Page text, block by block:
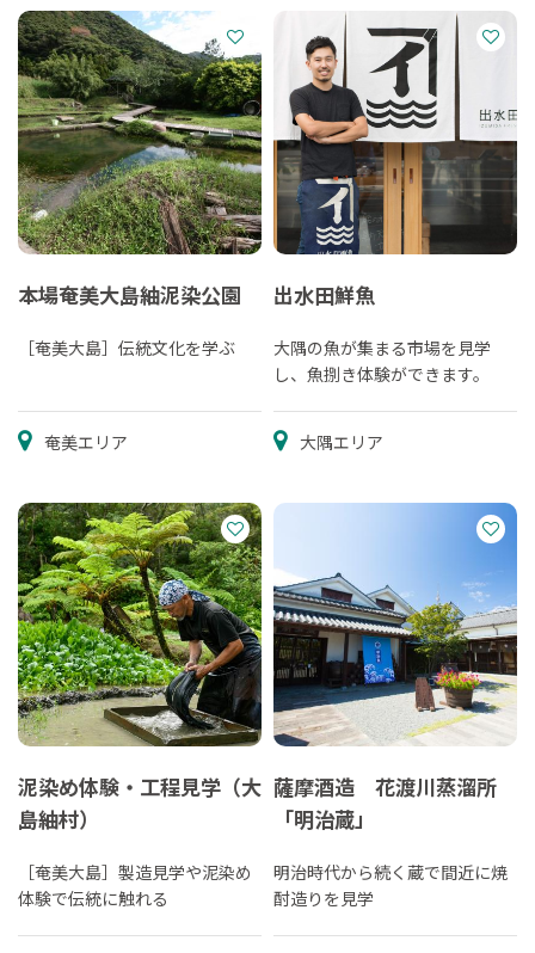
本場奄美大島紬泥染公園
［奄美大島］伝統文化を学ぶ
奄美エリア
出水田鮮魚
大隅の魚が集まる市場を見学
し、魚捌き体験ができます。
大隅エリア
泥染め体験・工程見学（大
島紬村）
［奄美大島］製造見学や泥染め
体験で伝統に触れる
薩摩酒造 花渡川蒸溜所
「明治蔵」
明治時代から続く蔵で間近に焼
酎造りを見学